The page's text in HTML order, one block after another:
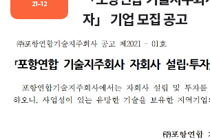
21-12
자」 기업 모집 공고